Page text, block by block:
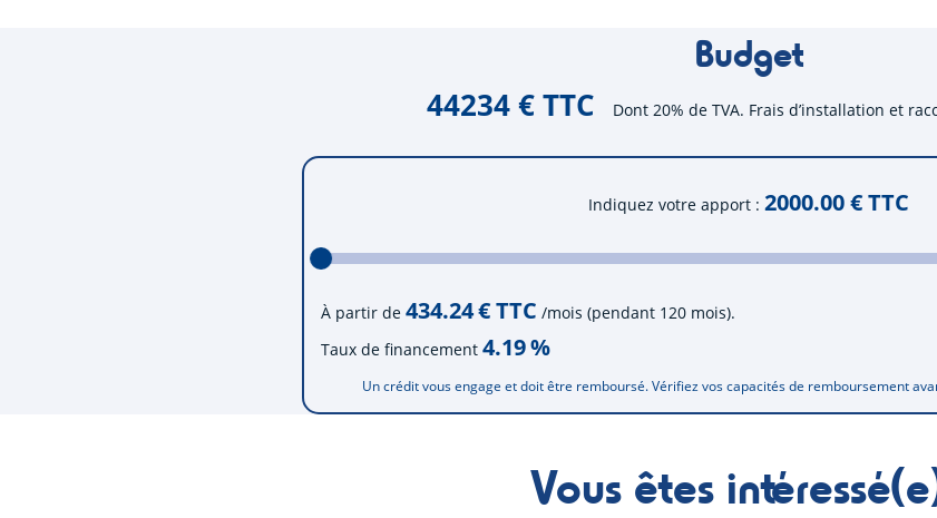
Budget
44234 € TTC Dont 20% de TVA. Frais d’installation et
Indiquez votre apport 2000.00€ TTC
À partir de 434.24€ TTC /mois (pendant 120 mois).
Taux de financement 4.19%
Un crédit vous engage et doit être remboursé. Vérifiez vos capacités de remboursement
Vous êtes